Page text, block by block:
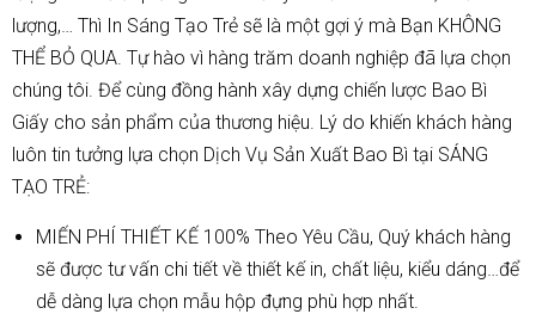
lượng,… Thì In Sáng Tạo Trẻ sẽ là một gợi ý mà Bạn KHÔNG
THỂ BỎ QUA. Tự hào vì hàng trăm doanh nghiệp đã lựa chọn
chúng tôi. Để cùng đồng hành xây dựng chiến lược Bao Bì
Giấy cho sản phẩm của thương hiệu. Lý do khiến khách hàng
luôn tin tưởng lựa chọn Dịch Vụ Sản Xuất Bao Bì tại SÁNG
TẠO TRẺ:
MIẾN PHÍ THIẾT KẾ 100% Theo Yêu Cầu, Quý khách hàng
sẽ được tư vấn chi tiết về thiết kế in, chất liệu, kiểu dáng…để
dễ dàng lựa chọn mẫu hộp đựng phù hợp nhất.